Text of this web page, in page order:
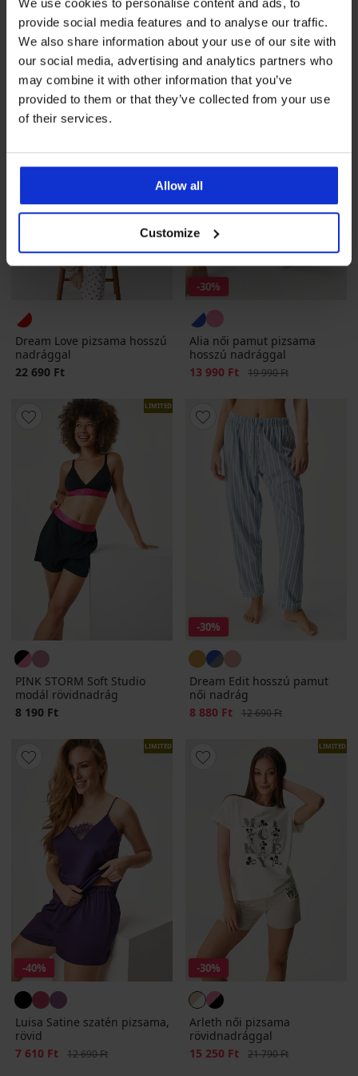
We use cookies to personalise content and ads, to
provide social media features and to analyse our traffic.
We also share information about your use of our site with
our social media, advertising and analytics partners who
may combine it with other information that you’ve
provided to them or that they’ve collected from your use
of their services.
Allow all
Customize
hosszú nadrággal
18 190 Ft
rövidnadrággal
15 790 Ft
LIMITED
Dream Love pizsama hosszú
nadrággal
22 690 Ft
LIMITED
-30%
Alia női pamut pizsama
hosszú nadrággal
Kedvezmény
13 990 Ft Eredeti ár
19 990 Ft
LIMITED
PINK STORM Soft Studio
modál rövidnadrág
8 190 Ft
-30%
Dream Edit hosszú pamut
női nadrág
Kedvezmény
8 880 Ft Eredeti ár
12 690 Ft
LIMITED
-40%
Luisa Satine szatén pizsama,
rövid
Kedvezmény
7 610 Ft Eredeti ár
12 690 Ft
LIMITED
-30%
Arleth női pizsama
rövidnadrággal
Kedvezmény
15 250 Ft Eredeti ár
21 790 Ft